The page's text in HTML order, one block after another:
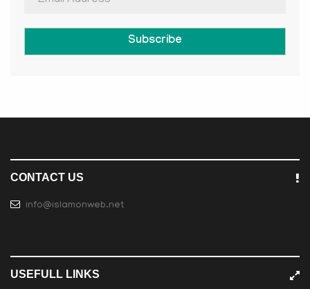
Subscribe
CONTACT US
info@islamonweb.net
USEFULL LINKS